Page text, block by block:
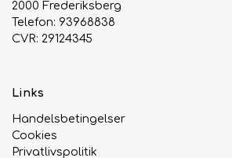
2000 Frederiksberg
Telefon: 93968838
CVR: 29124345
Links
Handelsbetingelser
Cookies
Privatlivspolitik